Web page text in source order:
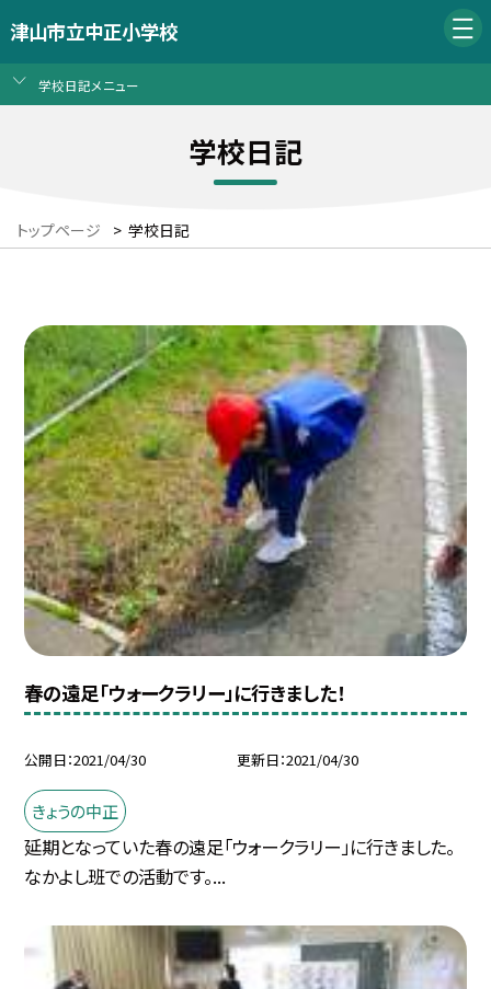
津山市立中正小学校
学校日記メニュー
学校日記
トップページ > 学校日記
春の遠足「ウォークラリー」に行きました！
公開日 2021/04/30 更新日 2021/04/30
きょうの中正
延期となっていた春の遠足「ウォークラリー」に行きました。
なかよし班での活動です。...